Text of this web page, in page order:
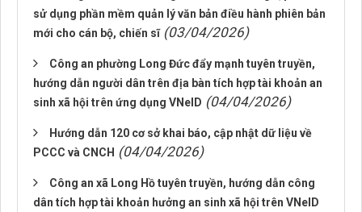
sử dụng phần mềm quản lý văn bản điều hành phiên bản
mới cho cán bộ, chiến sĩ (03/04/2026)
Công an phường Long Đức đẩy mạnh tuyên truyền,
hướng dẫn người dân trên địa bàn tích hợp tài khoản an
sinh xã hội trên ứng dụng VNeID (04/04/2026)
Hướng dẫn 120 cơ sở khai báo, cập nhật dữ liệu về
PCCC và CNCH (04/04/2026)
Công an xã Long Hồ tuyên truyền, hướng dẫn công
dân tích hợp tài khoản hưởng an sinh xã hội trên VNeID